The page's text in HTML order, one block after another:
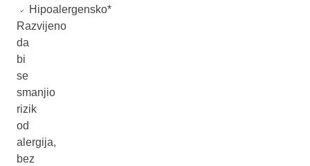
Hipoalergensko*
Razvijeno
da
bi
se
smanjio
rizik
od
alergija,
bez